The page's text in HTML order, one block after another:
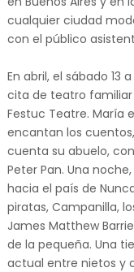
cualquier ciudad
con el público
En abril, el sábado 13
cita de teatro familiar
Festuc Teatre. María
encantan los
cuenta su abuelo,
Peter Pan. Una
hacia el país de
piratas, Campanilla,
James Matthew
de la pequeña. Una
actual entre nietos y